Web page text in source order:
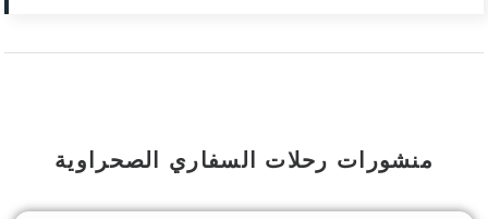
منشورات رحلات السفاري الصحراوية